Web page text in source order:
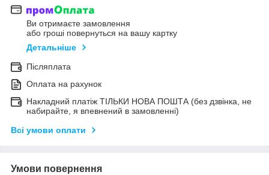
Ви отримаєте замовлення
або гроші повернуться на вашу картку
Детальніше
Післяплата
Оплата на рахунок
Накладний платіж ТІЛЬКИ НОВА ПОШТА (без дзвінка, не
набирайте, я впевнений в замовленні)
Всі умови оплати
Умови повернення